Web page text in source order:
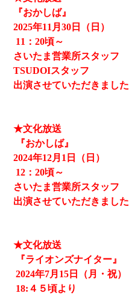
『おかしば』
2025年11月30日（日）
11 ：20頃～
さいたま営業所スタッフ
TSUDOIスタッフ
出演させていただきました
★文化放送
『おかしば』
2024年12月1日（日）
12 ：20頃～
さいたま営業所スタッフ
出演させていただきました
★文化放送
『ライオンズナイター』
2024年7月15日（月・祝）
18:４５頃より